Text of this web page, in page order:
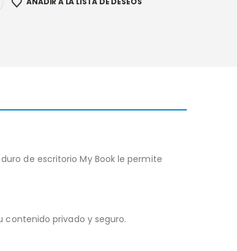
de escritorio My Book le permite
contenido privado y seguro.